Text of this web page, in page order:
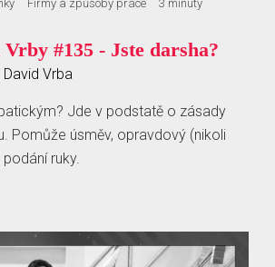
Firmy a způsoby práce
3 minuty
#135 - Jste darsha?
David Vrba
Jde v podstatě o zásady
Pomůže úsměv, opravdový (nikoli
ruky.